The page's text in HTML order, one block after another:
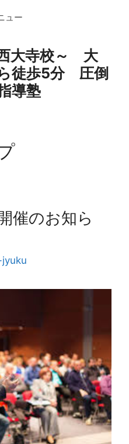
ュー
大寺校～ 大
徒歩5分 圧倒
導塾
催のお知ら